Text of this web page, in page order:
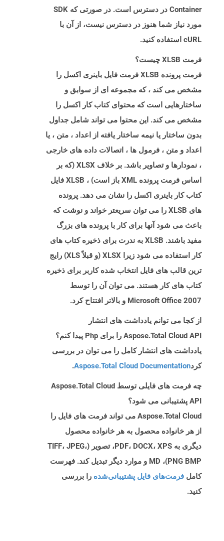
Container در دسترس است. در صورتی که SDK
مورد نیاز شما هنوز در دسترس نیست، از آن با
cURL استفاده کنید.
فرمت XLSB چیست؟
فرمت پرونده XLSB فرمت فایل باینری اکسل را
مشخص می کند ، که مجموعه ای از سوابق و
ساختارهایی است که محتوای کتاب کار اکسل را
مشخص می کند. این محتوا می تواند شامل جداول
بدون ساختار یا نیمه ساختار یافته از اعداد ، متن ، یا
اعداد و متن ، فرمول ها ، اتصالات داده های خارجی
، نمودارها و تصاویر باشد. بر خلاف XLSX (که بر
اساس فرمت پرونده XML باز است) ، XLSB فایل
کتاب کار باینری اکسل را نشان می دهد. پرونده
های XLSB را می توان سریعتر خواند و نوشت که
باعث می شود آنها برای کار با پرونده های بزرگ
مفید باشند. XLSB به ندرت برای ذخیره کتاب های
کار استفاده می شود زیرا XLSX (و قبلاً XLS) رایج
ترین قالب های فایل انتخاب شده کاربر برای ذخیره
کتاب های کار هستند. می توان آن را توسط
Microsoft Office 2007 و بالاتر افتتاح کرد.
از کجا می توانم یادداشت های انتشار
Aspose.Total Cloud API را برای Php پیدا کنم؟
یادداشت های انتشار کامل را می توان در بررسی
کردAspose.Total Cloud Documentation
.
چه فرمت های فایلی توسط Aspose.Total Cloud
API پشتیبانی می شود؟
Aspose.Total Cloud می تواند فرمت های فایل را
از هر خانواده محصول به هر خانواده محصول
دیگری به PDF، DOCX، XPS، تصویر (TIFF، JPEG،
PNG BMP)، MD و موارد دیگر تبدیل کند. فهرست
کامل فرمت‌های فایل پشتیبانی‌شده را بررسی
کنید.